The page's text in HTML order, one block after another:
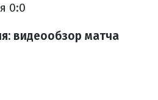
0:0
видеообзор матча